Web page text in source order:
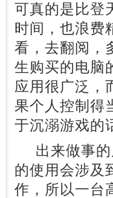
可真的是比登
时间，也浪费
看，去翻阅，
生购买的电脑
应用很广泛，
果个人控制得
于沉溺游戏的
出来做事的
的使用会涉及
作，所以一台